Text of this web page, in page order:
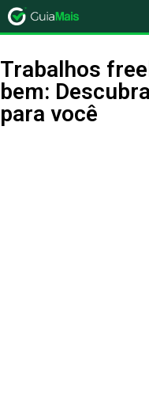
Trabalhos
bem:
para você